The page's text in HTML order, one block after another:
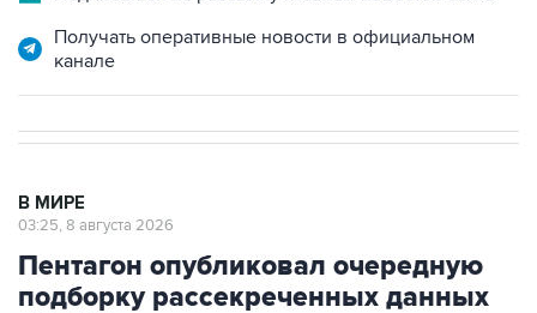
Пентагон опубликовал очередную
подборку рассекреченных данных
об НЛО